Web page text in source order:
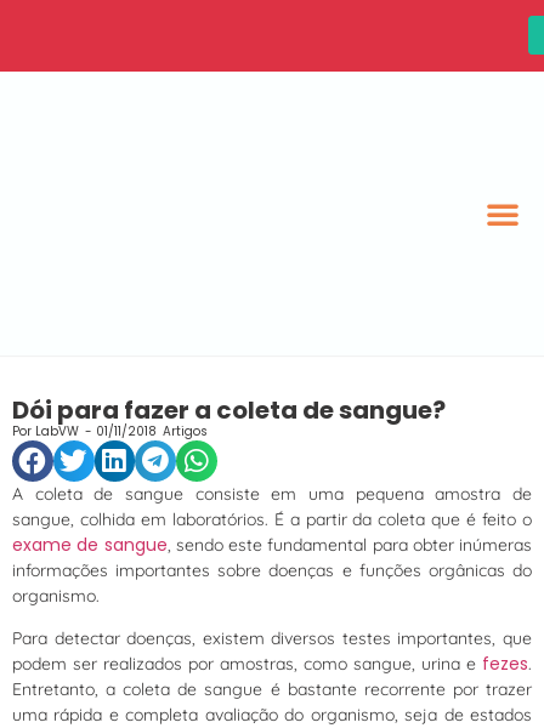
Dói para fazer a coleta de sangue?
Por LabVW - 01/11/2018 Artigos
A coleta de sangue consiste em uma pequena amostra de
sangue, colhida em laboratórios. É a partir da coleta que é feito o
exame de sangue, sendo este fundamental para obter inúmeras
informações importantes sobre doenças e funções orgânicas do
organismo.
Para detectar doenças, existem diversos testes importantes, que
podem ser realizados por amostras, como sangue, urina e fezes.
Entretanto, a coleta de sangue é bastante recorrente por trazer
uma rápida e completa avaliação do organismo, seja de estados